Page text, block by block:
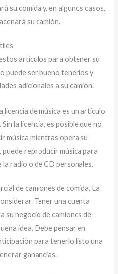
su comida y, en algunos casos,
su camión.
artículos para obtener su
puede ser bueno tenerlos y
adicionales a su camión.
licencia de música es un artículo
la licencia, es posible que no
música mientras opera su
puede reproducir música para
la radio o de CD personales.
de camiones de comida. La
Tener una cuenta
su negocio de camiones de
idea. Debe pensar en
para tenerlo listo una
ganancias.